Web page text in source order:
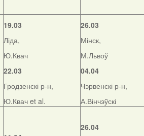
19.03
Ліда,
Ю.Квач
22.03
Гродзенскі р-н,
Ю.Квач et al.
26.03
Мінск,
М.Львоў
04.04
Чэрвенскі р-н,
А.Вінчэўскі
26.04